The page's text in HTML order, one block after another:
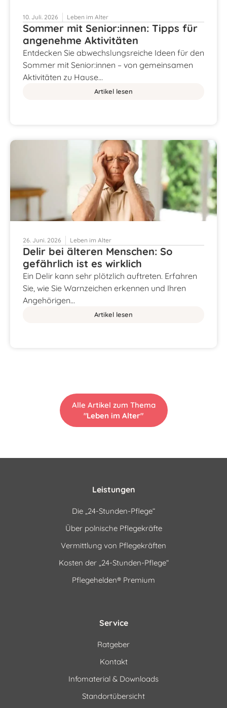
10. Juli. 2026 Leben im Alter
Sommer mit Senior:innen: Tipps für
angenehme Aktivitäten
Entdecken Sie abwechslungsreiche Ideen für den
Sommer mit Senior:innen – von gemeinsamen
Aktivitäten zu Hause…
Artikel lesen
26. Juni. 2026 Leben im Alter
Delir bei älteren Menschen: So
gefährlich ist es wirklich
Ein Delir kann sehr plötzlich auftreten. Erfahren
Sie, wie Sie Warnzeichen erkennen und Ihren
Angehörigen…
Artikel lesen
Alle Artikel zum Thema
"Leben im Alter"
Leistungen
Die „24-Stunden-Pflege“
Über polnische Pflegekräfte
Vermittlung von Pflegekräften
Kosten der „24-Stunden-Pflege“
Pflegehelden® Premium
Service
Ratgeber
Kontakt
Infomaterial & Downloads
Standortübersicht